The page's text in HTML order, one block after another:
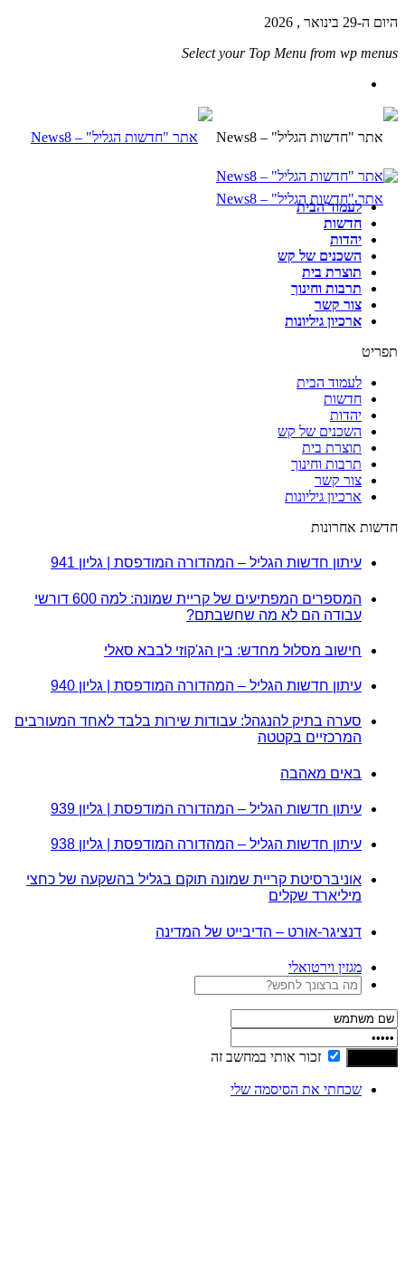
היום ה-29 בינואר , 2026
Select your Top Menu from wp menus
לעמוד הבית
חדשות
יהדות
השכנים של קש
תוצרת בית
תרבות וחינוך
צור קשר
ארכיון גיליונות
תפריט
לעמוד הבית
חדשות
יהדות
השכנים של קש
תוצרת בית
תרבות וחינוך
צור קשר
ארכיון גיליונות
חדשות אחרונות
עיתון חדשות הגליל – המהדורה המודפסת | גליון 941
המספרים המפתיעים של קריית שמונה: למה 600 דורשי
עבודה הם לא מה שחשבתם?
חישוב מסלול מחדש: בין הג'קוזי לבבא סאלי
עיתון חדשות הגליל – המהדורה המודפסת | גליון 940
סערה בתיק להנגהל: עבודות שירות בלבד לאחד המעורבים
המרכזיים בקטטה
באים מאהבה
עיתון חדשות הגליל – המהדורה המודפסת | גליון 939
עיתון חדשות הגליל – המהדורה המודפסת | גליון 938
אוניברסיטת קריית שמונה תוקם בגליל בהשקעה של כחצי
מיליארד שקלים
דנציגר-אורט – הדיבייט של המדינה
מגזין וירטואלי
זכור אותי במחשב זה
שכחתי את הסיסמה שלי